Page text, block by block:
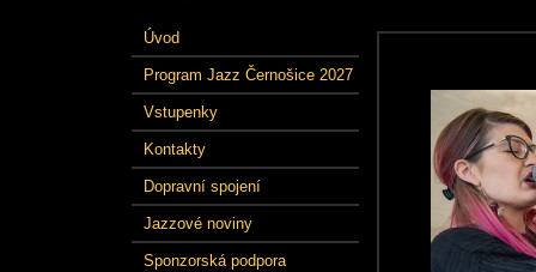
Úvod
Program Jazz Černošice 2027
Vstupenky
Kontakty
Dopravní spojení
Jazzové noviny
Sponzorská podpora